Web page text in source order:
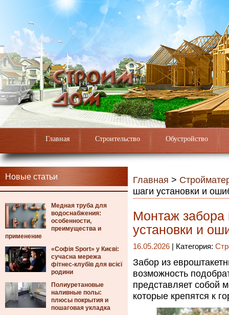
Главная Строительство Обустройство
Новые статьи
Медная труба для
водоснабжения:
особенности,
преимущества и
применение
«Софія Sport» у Києві:
сучасна мережа
фітнес-клубів для всієї
родини
Полиуретановые
наливные полы:
плюсы покрытия и
пошаговая укладка
Главная >
шаги установки и
Монтаж забора
установки и
16.05.2026 | Категория:
Забор из
возможность
представляет собой
которые крепятся к